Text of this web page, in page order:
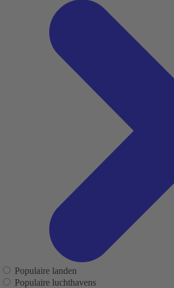
Populaire landen
Populaire luchthavens